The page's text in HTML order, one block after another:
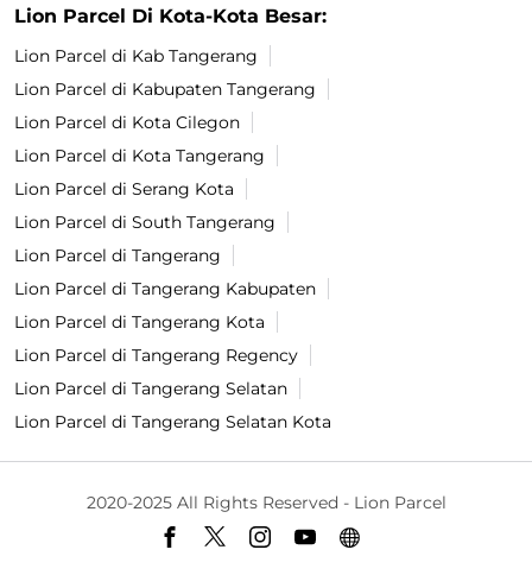
Lion Parcel Di Kota-Kota Besar:
Lion Parcel di Kab Tangerang
Lion Parcel di Kabupaten Tangerang
Lion Parcel di Kota Cilegon
Lion Parcel di Kota Tangerang
Lion Parcel di Serang Kota
Lion Parcel di South Tangerang
Lion Parcel di Tangerang
Lion Parcel di Tangerang Kabupaten
Lion Parcel di Tangerang Kota
Lion Parcel di Tangerang Regency
Lion Parcel di Tangerang Selatan
Lion Parcel di Tangerang Selatan Kota
2020-2025 All Rights Reserved - Lion Parcel